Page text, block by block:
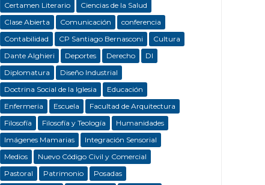
Certamen Literario
Ciencias de la Salud
Clase Abierta
Comunicación
conferencia
Contabilidad
CP Santiago Bernasconi
Cultura
Dante Alghieri
Deportes Derecho
DI
Diplomatura
Diseño Industrial
Doctrina Social de la Iglesia
Educación
Enfermeria
Escuela
Facultad de Arquitectura
Filosofía
Filosofía y Teología
Humanidades
Imágenes Mamarias
Integración Sensorial
Medios
Nuevo Código Civil y Comercial
Pastoral
Patrimonio
Posadas